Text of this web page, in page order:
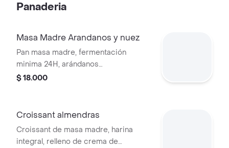
Panaderia
Masa Madre Arandanos y nuez
Pan masa madre, fermentación
minima 24H, arándanos
deshidratados y nuez de nogal 650Gr.
$ 18.000
Croissant almendras
Croissant de masa madre, harina
integral, relleno de crema de